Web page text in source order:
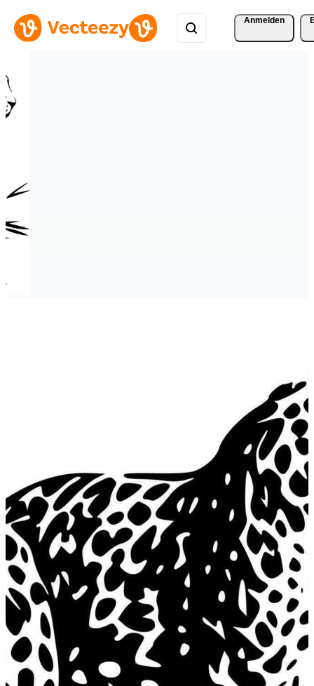
Anmelden